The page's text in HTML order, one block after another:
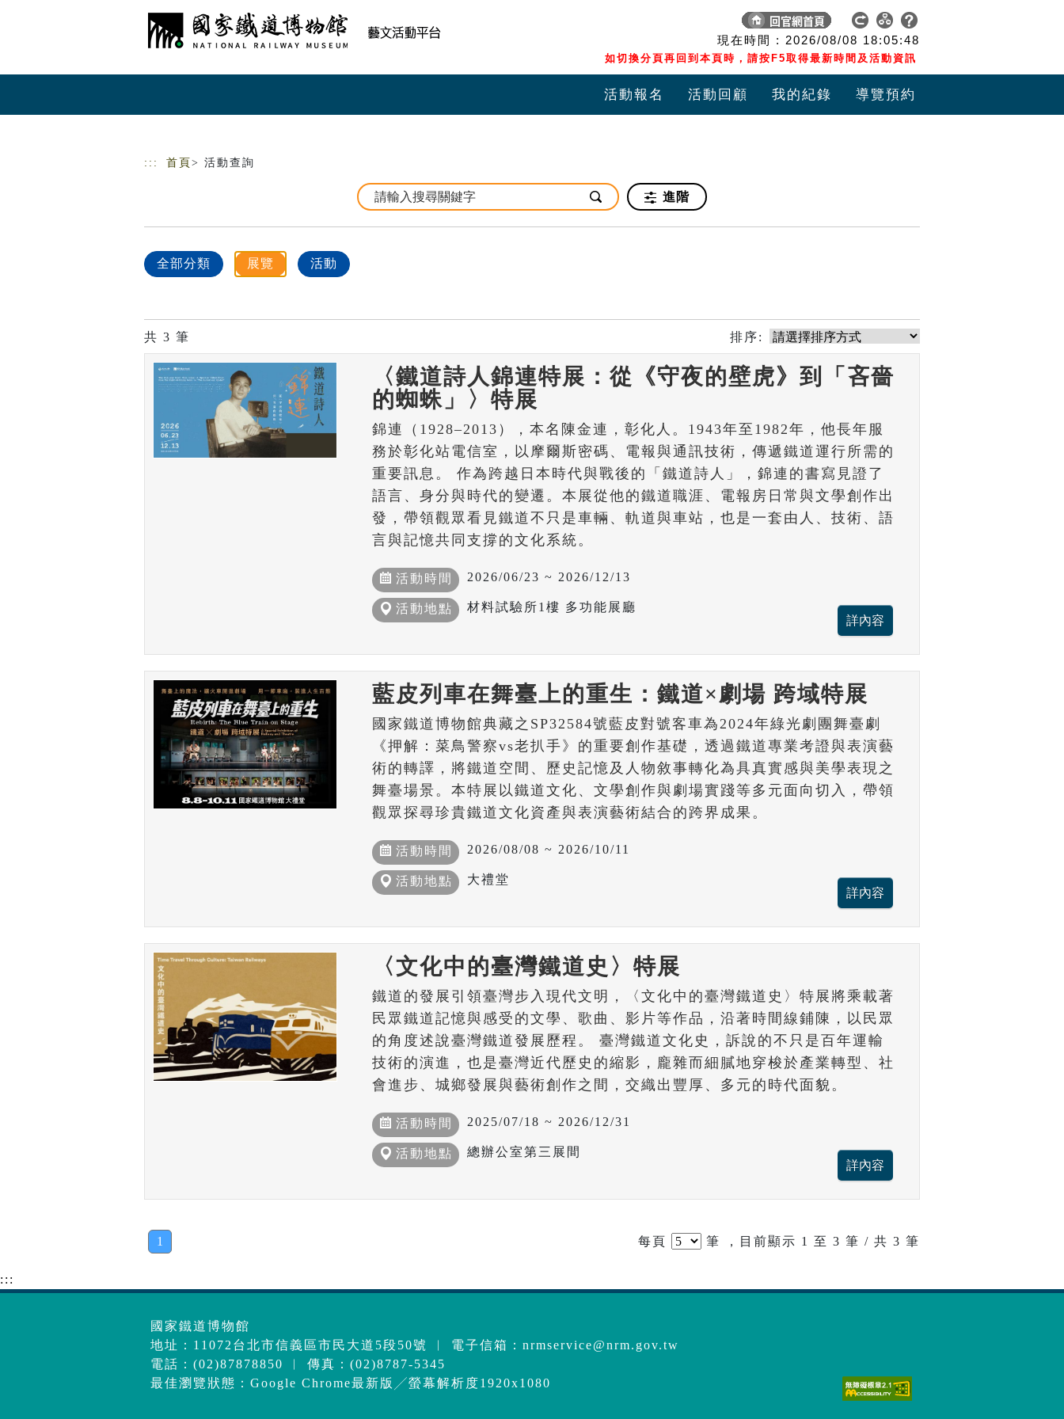
現在時間 : 2026/08/08 18:05:49
如切換分頁再回到本頁時，請按F5取得最新時間及活動資訊
活動報名 活動回顧 我的紀錄 導覽預約
::: 首頁 > 活動查詢
進階
全部分類 展覽 活動
共 3 筆 排序:
〈鐵道詩人錦連特展：從《守夜的壁虎》到「吝嗇
的蜘蛛」〉特展
錦連（1928–2013），本名陳金連，彰化人。1943年至1982年，他長年服
務於彰化站電信室，以摩爾斯密碼、電報與通訊技術，傳遞鐵道運行所需的
重要訊息。 作為跨越日本時代與戰後的「鐵道詩人」，錦連的書寫見證了
語言、身分與時代的變遷。本展從他的鐵道職涯、電報房日常與文學創作出
發，帶領觀眾看見鐵道不只是車輛、軌道與車站，也是一套由人、技術、語
言與記憶共同支撐的文化系統。
活動時間 2026/06/23 ~ 2026/12/13
活動地點 材料試驗所1樓 多功能展廳
藍皮列車在舞臺上的重生：鐵道×劇場 跨域特展
國家鐵道博物館典藏之SP32584號藍皮對號客車為2024年綠光劇團舞臺劇
《押解：菜鳥警察vs老扒手》的重要創作基礎，透過鐵道專業考證與表演藝
術的轉譯，將鐵道空間、歷史記憶及人物敘事轉化為具真實感與美學表現之
舞臺場景。本特展以鐵道文化、文學創作與劇場實踐等多元面向切入，帶領
觀眾探尋珍貴鐵道文化資產與表演藝術結合的跨界成果。
活動時間 2026/08/08 ~ 2026/10/11
活動地點 大禮堂
〈文化中的臺灣鐵道史〉特展
鐵道的發展引領臺灣步入現代文明，〈文化中的臺灣鐵道史〉特展將乘載著
民眾鐵道記憶與感受的文學、歌曲、影片等作品，沿著時間線鋪陳，以民眾
的角度述說臺灣鐵道發展歷程。 臺灣鐵道文化史，訴說的不只是百年運輸
技術的演進，也是臺灣近代歷史的縮影，龐雜而細膩地穿梭於產業轉型、社
會進步、城鄉發展與藝術創作之間，交織出豐厚、多元的時代面貌。
活動時間 2025/07/18 ~ 2026/12/31
活動地點 總辦公室第三展間
1 每頁 筆 ，目前顯示 1 至 3 筆 / 共 3 筆
:::
國家鐵道博物館
地址：11072台北市信義區市民大道5段50號 ︱ 電子信箱： nrmservice@nrm.gov.tw
電話：(02)87878850 ︱ 傳真：(02)8787-5345
最佳瀏覽狀態：Google Chrome最新版╱螢幕解析度1920x1080